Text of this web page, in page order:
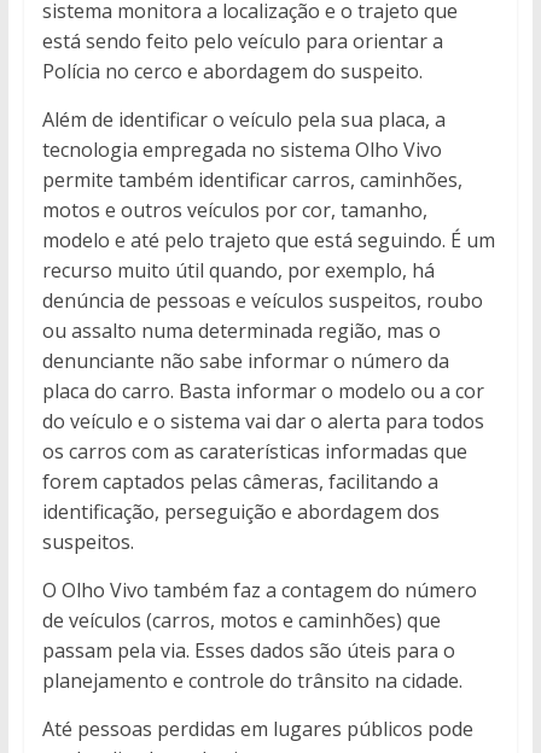
sistema monitora a localização e o trajeto que
está sendo feito pelo veículo para orientar a
Polícia no cerco e abordagem do suspeito.
Além de identificar o veículo pela sua placa, a
tecnologia empregada no sistema Olho Vivo
permite também identificar carros, caminhões,
motos e outros veículos por cor, tamanho,
modelo e até pelo trajeto que está seguindo. É um
recurso muito útil quando, por exemplo, há
denúncia de pessoas e veículos suspeitos, roubo
ou assalto numa determinada região, mas o
denunciante não sabe informar o número da
placa do carro. Basta informar o modelo ou a cor
do veículo e o sistema vai dar o alerta para todos
os carros com as caraterísticas informadas que
forem captados pelas câmeras, facilitando a
identificação, perseguição e abordagem dos
suspeitos.
O Olho Vivo também faz a contagem do número
de veículos (carros, motos e caminhões) que
passam pela via. Esses dados são úteis para o
planejamento e controle do trânsito na cidade.
Até pessoas perdidas em lugares públicos pode